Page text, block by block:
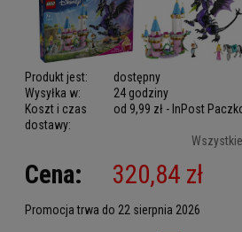
Produkt jest:
dostępny
Wysyłka w:
24 godziny
Koszt i czas
dostawy:
od 9,99 zł - InPost
Cena nie zawiera ewentualnych kosztów
Cena: 320,84 zł
Promocja trwa do 22 sierpnia 2026